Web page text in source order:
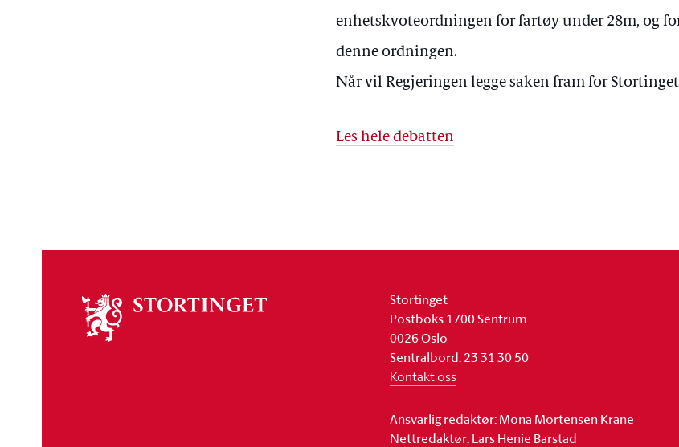
enhetskvoteordningen for fartøy under 28m, og
denne ordningen.
Når vil Regjeringen legge saken fram for
Les hele debatten
stortinget
Stortinget
Postboks 1700 Sentrum
0026 Oslo
Sentralbord: 23 31 30 50
Kontakt oss
Ansvarlig redaktør: Mona Mortensen Krane
Nettredaktør: Lars Henie Barstad